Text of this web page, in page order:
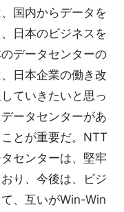
国内からデータを
日本のビジネスを
データセンターの
日本企業の働き改
ていきたいと思っ
ータセンターがあ
とが重要だ。NTT
センターは、堅牢
り、今後は、ビジ
、互いがWin-Win